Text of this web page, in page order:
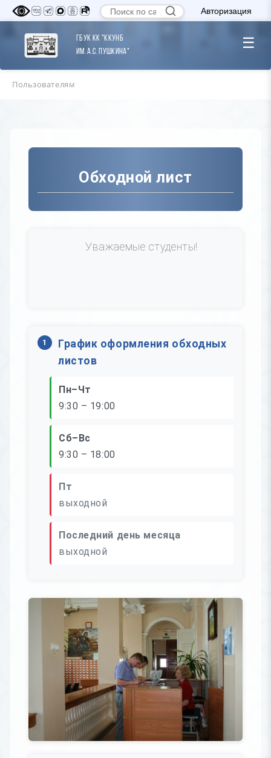
Авторизация
ГБУК КК "ККУНБ
им. А.С. Пушкина"
☰
Пользователям
Обходной лист
Уважаемые студенты!
1
График оформления обходных
листов
Пн–Чт
9:30 – 19:00
Сб–Вс
9:30 – 18:00
Пт
выходной
Последний день месяца
выходной